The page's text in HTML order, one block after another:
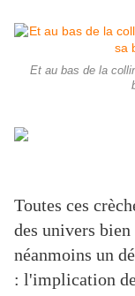
Et au bas de la
Toutes ces
des univers
néanmoins un
: l'implication